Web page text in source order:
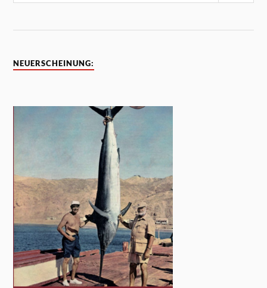
NEUERSCHEINUNG: